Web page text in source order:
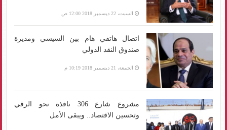
السبت، 22 ديسمبر 2018 12:00 ص
اتصال هاتفي هام بين السيسي ومديرة
صندوق النقد الدولي
الجمعة، 21 ديسمبر 2018 10:19 م
مشروع شارع 306 نافذة نحو الرقي
وتحسين الاقتصاد.. ويبقى الأمل